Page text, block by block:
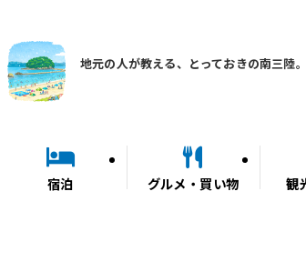
地元の人が教える、とっておきの南三陸。
宿泊 グルメ・買い物 観